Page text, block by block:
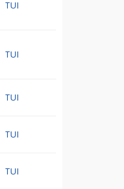
TUI
TUI
TUI
TUI
TUI